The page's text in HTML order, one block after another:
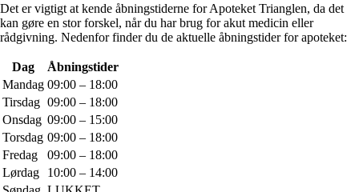
Det er vigtigt at kende åbningstiderne for Apoteket Trianglen, da det
kan gøre en stor forskel, når du har brug for akut medicin eller
rådgivning. Nedenfor finder du de aktuelle åbningstider for apoteket:
Dag
Åbningstider
Mandag 09:00 – 18:00
Tirsdag 09:00 – 18:00
Onsdag 09:00 – 15:00
Torsdag 09:00 – 18:00
Fredag
09:00 – 18:00
Lørdag
10:00 – 14:00